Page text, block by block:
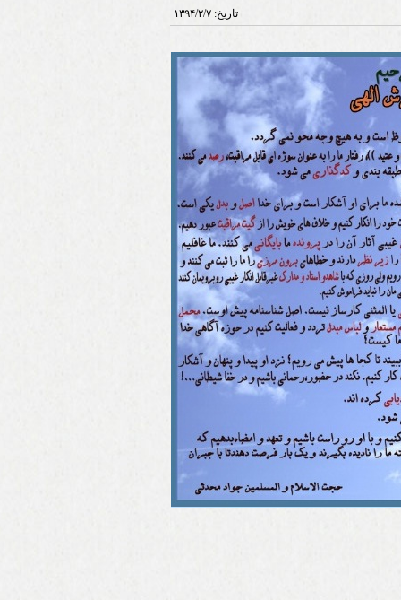
تاریخ:۱۳۹۴/۲/۷